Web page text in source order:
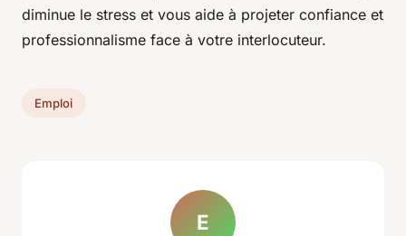
diminue le stress et vous aide à projeter confiance et
professionnalisme face à votre interlocuteur.
Emploi
E